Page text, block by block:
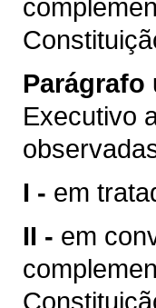
Parágrafo
Executivo
I - em
II - em